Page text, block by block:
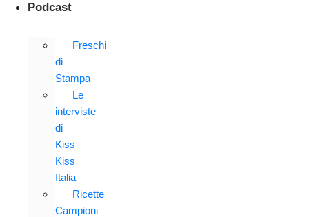
Podcast
Freschi
di
Stampa
Le
interviste
di
Kiss
Kiss
Italia
Ricette
Campioni